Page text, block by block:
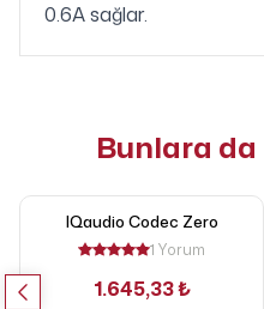
0.6A sağlar.
Bunlara da
IQaudio Codec Zero
1 Yorum
1.645,33 ₺